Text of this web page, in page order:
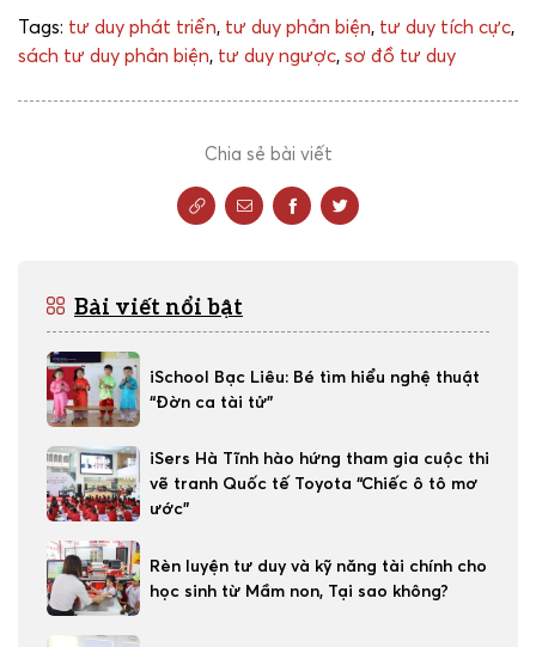
Tags: tư duy phát triển, tư duy phản biện, tư duy tích cực,
sách tư duy phản biện, tư duy ngược, sơ đồ tư duy
Chia sẻ bài viết
Bài viết nổi bật
iSchool Bạc Liêu: Bé tìm hiểu nghệ thuật
“Đờn ca tài tử”
iSers Hà Tĩnh hào hứng tham gia cuộc thi
vẽ tranh Quốc tế Toyota “Chiếc ô tô mơ
ước”
Rèn luyện tư duy và kỹ năng tài chính cho
học sinh từ Mầm non, Tại sao không?